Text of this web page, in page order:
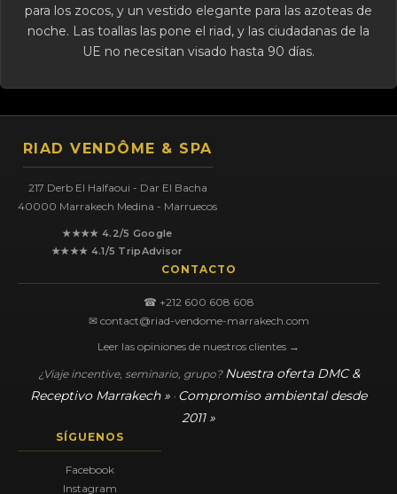
para los zocos, y un vestido elegante para las azoteas de
noche. Las toallas las pone el riad, y las ciudadanas de la
UE no necesitan visado hasta 90 días.
RIAD VENDÔME & SPA
217 Derb El Halfaoui - Dar El Bacha
40000 Marrakech Medina - Marruecos
★★★★ 4.2/5 Google
★★★★ 4.1/5 TripAdvisor
CONTACTO
☎ +212 600 608 608
✉ contact@riad-vendome-marrakech.com
Leer las opiniones de nuestros clientes →
¿Viaje incentive, seminario, grupo? Nuestra oferta DMC &
Receptivo Marrakech » · Compromiso ambiental desde
2011 »
SÍGUENOS
Facebook
Instagram